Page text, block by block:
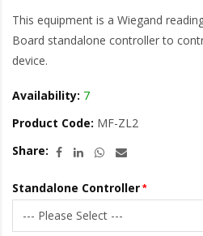
This equipment is a Wiegand
Board standalone controller to
device.
Availability: 7
Product Code: MF-ZL2
Share:
Standalone Controller